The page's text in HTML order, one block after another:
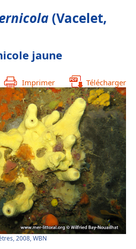
(Vacelet,
jaune
Imprimer Télécharger
2008, WBN